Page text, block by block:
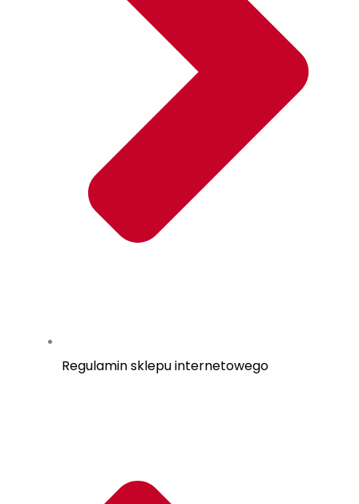
Regulamin sklepu internetowego